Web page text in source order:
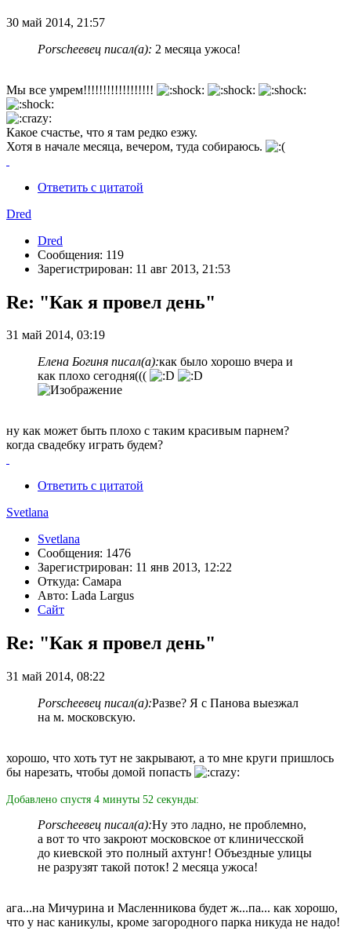
30 май 2014, 21:57
Porscheeвец писал(а): 2 месяца ужоса!
Мы все умрем!!!!!!!!!!!!!!!!!!
Какое счастье, что я там редко езжу.
Хотя в начале месяца, вечером, туда собираюсь.
Ответить с цитатой
Dred
Dred
Сообщения: 119
Зарегистрирован: 11 авг 2013, 21:53
Re: "Как я провел день"
31 май 2014, 03:19
Елена Богиня писал(а):как было хорошо вчера и
как плохо сегодня(((
ну как может быть плохо с таким красивым парнем?
когда свадебку играть будем?
Ответить с цитатой
Svetlana
Svetlana
Сообщения: 1476
Зарегистрирован: 11 янв 2013, 12:22
Откуда: Самара
Авто: Lada Largus
Сайт
Re: "Как я провел день"
31 май 2014, 08:22
Porscheeвец писал(а):Разве? Я с Панова выезжал
на м. московскую.
хорошо, что хоть тут не закрывают, а то мне круги пришлось
бы нарезать, чтобы домой попасть
Добавлено спустя 4 минуты 52 секунды:
Porscheeвец писал(а):Ну это ладно, не проблемно,
а вот то что закроют московское от клиничесской
до киевской это полный ахтунг! Объездные улицы
не разрузят такой поток! 2 месяца ужоса!
ага...на Мичурина и Масленникова будет ж...па... как хорошо,
что у нас каникулы, кроме загородного парка никуда не надо!